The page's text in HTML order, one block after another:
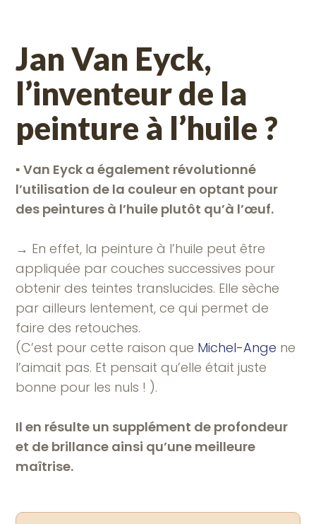
Jan Van Eyck,
l’inventeur de la
peinture à l’huile ?
▪︎Van Eyck a également révolutionné
l’utilisation de la couleur en optant pour
des peintures à l’huile plutôt qu’à l’œuf.
→ En effet, la peinture à l’huile peut être
appliquée par couches successives pour
obtenir des teintes translucides. Elle sèche
par ailleurs lentement, ce qui permet de
faire des retouches.
(C’est pour cette raison que Michel-Ange ne
l’aimait pas. Et pensait qu’elle était juste
bonne pour les nuls ! ).
Il en résulte un supplément de profondeur
et de brillance ainsi qu’une meilleure
maîtrise.